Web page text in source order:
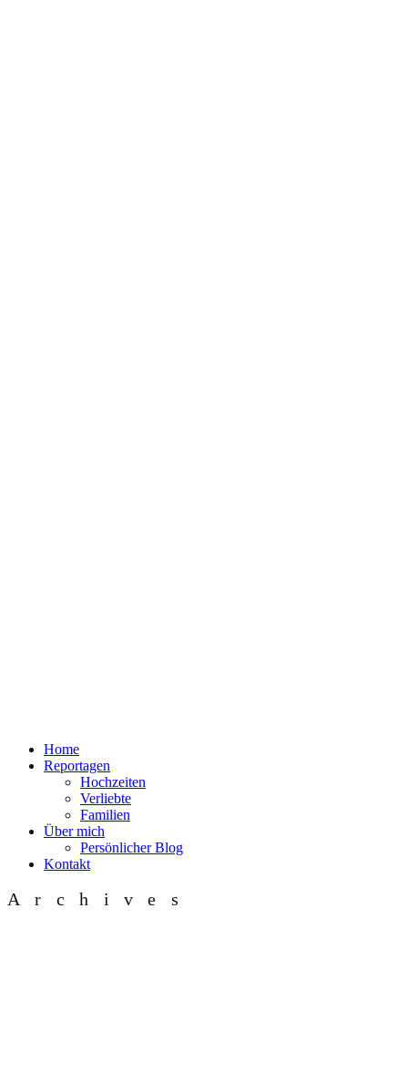
Home
Reportagen
Hochzeiten
Verliebte
Familien
Über mich
Persönlicher Blog
Kontakt
Archives